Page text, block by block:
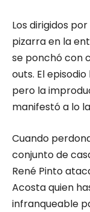
Los dirigidos
pizarra en la
se ponchó con
outs. El
pero la
manifestó a lo
Cuando
conjunto de
René Pinto
Acosta quien
infranqueable